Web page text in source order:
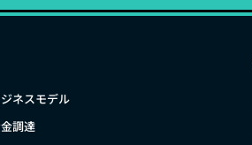
ネスモデル
調達